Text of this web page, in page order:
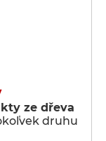
ze dřeva
druhu